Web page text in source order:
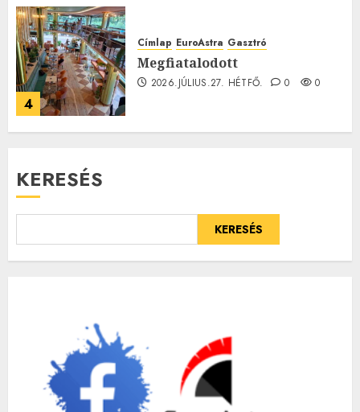
4
Címlap EuroAstra Gasztró
Megfiatalodott
2026.JÚLIUS.27. HÉTFŐ. 0 0
KERESÉS
KERESÉS